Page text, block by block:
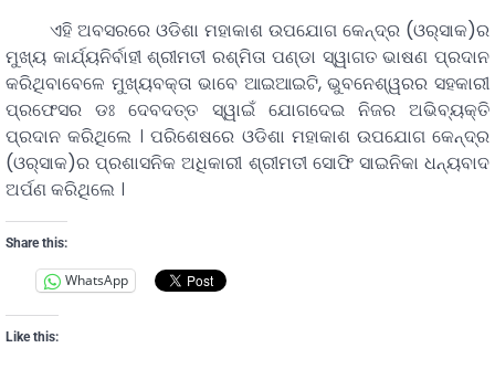
ଏହି ଅବସରରେ ଓଡିଶା ମହାକାଶ ଉପଯୋଗ କେନ୍ଦ୍ର (ଓର୍‌ସାକ)ର
ମୁଖ୍ୟ କାର୍ଯ୍ୟନିର୍ବାହୀ ଶ୍ରୀମତୀ ରଶ୍ମିତା ପଣ୍ଡା ସ୍ୱାଗତ ଭାଷଣ ପ୍ରଦାନ
କରିଥିବାବେଳେ ମୁଖ୍ୟବକ୍ତା ଭାବେ ଆଇଆଇଟି, ଭୁବନେଶ୍ୱରର ସହକାରୀ
ପ୍ରଫେସର ଡଃ ଦେବଦତ୍ତ ସ୍ୱାଇଁ ଯୋଗଦେଇ ନିଜର ଅଭିବ୍ୟକ୍ତି
ପ୍ରଦାନ କରିଥିଲେ । ପରିଶେଷରେ ଓଡିଶା ମହାକାଶ ଉପଯୋଗ କେନ୍ଦ୍ର
(ଓର୍‌ସାକ)ର ପ୍ରଶାସନିକ ଅଧିକାରୀ ଶ୍ରୀମତୀ ସୋଫି ସାଇନିକା ଧନ୍ୟବାଦ
ଅର୍ପଣ କରିଥିଲେ ।
Share this:
WhatsApp
Like this: